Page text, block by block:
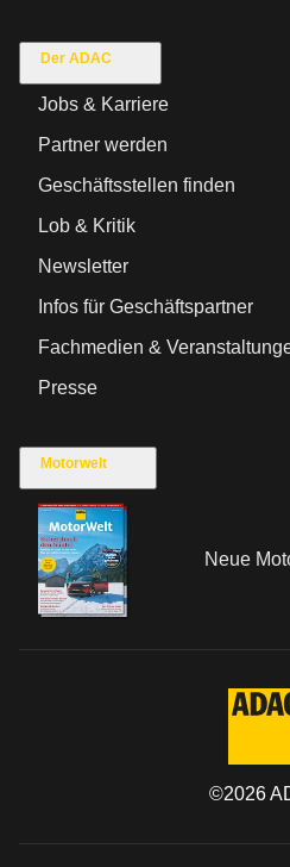
Der ADAC
Jobs & Karriere
Partner werden
Geschäftsstellen finden
Lob & Kritik
Newsletter
Infos für Geschäftspartner
Fachmedien &
Presse
Motorwelt
Neue
©2026